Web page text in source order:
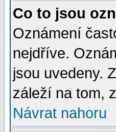
Co to jsou
Oznámení
nejdříve.
jsou uvedeny.
záleží na tom,
Návrat nahoru